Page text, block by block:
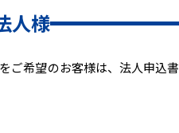
人様
ご希望のお客様は、法人申